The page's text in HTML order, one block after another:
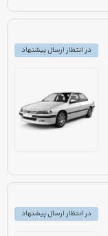
در انتظار ارسال پیشنهاد
در انتظار ارسال پیشنهاد